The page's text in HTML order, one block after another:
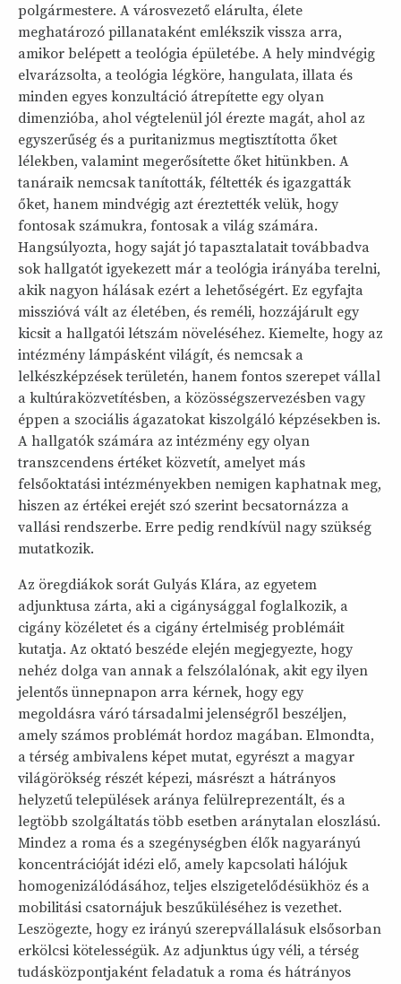
polgármestere. A városvezető elárulta, élete
meghatározó pillanataként emlékszik vissza arra,
amikor belépett a teológia épületébe. A hely mindvégig
elvarázsolta, a teológia légköre, hangulata, illata és
minden egyes konzultáció átrepítette egy olyan
dimenzióba, ahol végtelenül jól érezte magát, ahol az
egyszerűség és a puritanizmus megtisztította őket
lélekben, valamint megerősítette őket hitünkben. A
tanáraik nemcsak tanították, féltették és igazgatták
őket, hanem mindvégig azt éreztették velük, hogy
fontosak számukra, fontosak a világ számára.
Hangsúlyozta, hogy saját jó tapasztalatait továbbadva
sok hallgatót igyekezett már a teológia irányába terelni,
akik nagyon hálásak ezért a lehetőségért. Ez egyfajta
misszióvá vált az életében, és reméli, hozzájárult egy
kicsit a hallgatói létszám növeléséhez. Kiemelte, hogy az
intézmény lámpásként világít, és nemcsak a
lelkészképzések területén, hanem fontos szerepet vállal
a kultúraközvetítésben, a közösségszervezésben vagy
éppen a szociális ágazatokat kiszolgáló képzésekben is.
A hallgatók számára az intézmény egy olyan
transzcendens értéket közvetít, amelyet más
felsőoktatási intézményekben nemigen kaphatnak meg,
hiszen az értékei erejét szó szerint becsatornázza a
vallási rendszerbe. Erre pedig rendkívül nagy szükség
mutatkozik.
Az öregdiákok sorát Gulyás Klára, az egyetem
adjunktusa zárta, aki a cigánysággal foglalkozik, a
cigány közéletet és a cigány értelmiség problémáit
kutatja. Az oktató beszéde elején megjegyezte, hogy
nehéz dolga van annak a felszólalónak, akit egy ilyen
jelentős ünnepnapon arra kérnek, hogy egy
megoldásra váró társadalmi jelenségről beszéljen,
amely számos problémát hordoz magában. Elmondta,
a térség ambivalens képet mutat, egyrészt a magyar
világörökség részét képezi, másrészt a hátrányos
helyzetű települések aránya felülreprezentált, és a
legtöbb szolgáltatás több esetben aránytalan eloszlású.
Mindez a roma és a szegénységben élők nagyarányú
koncentrációját idézi elő, amely kapcsolati hálójuk
homogenizálódásához, teljes elszigetelődésükhöz és a
mobilitási csatornájuk beszűküléséhez is vezethet.
Leszögezte, hogy ez irányú szerepvállalásuk elsősorban
erkölcsi kötelességük. Az adjunktus úgy véli, a térség
tudásközpontjaként feladatuk a roma és hátrányos